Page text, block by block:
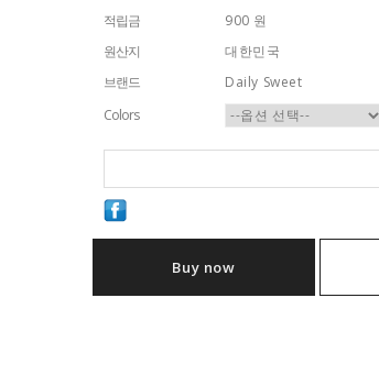
적립금
900 원
원산지
대한민국
브랜드
Daily Sweet
Colors
Buy now